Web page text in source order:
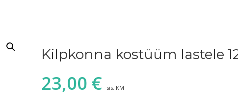
Kilpkonna kostüüm lastele
23,00 € sis. KM